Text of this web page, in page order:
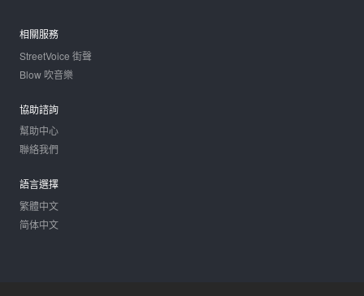
相關服務
StreetVoice 街聲
Blow 吹音樂
協助諮詢
幫助中心
聯絡我們
語言選擇
繁體中文
简体中文